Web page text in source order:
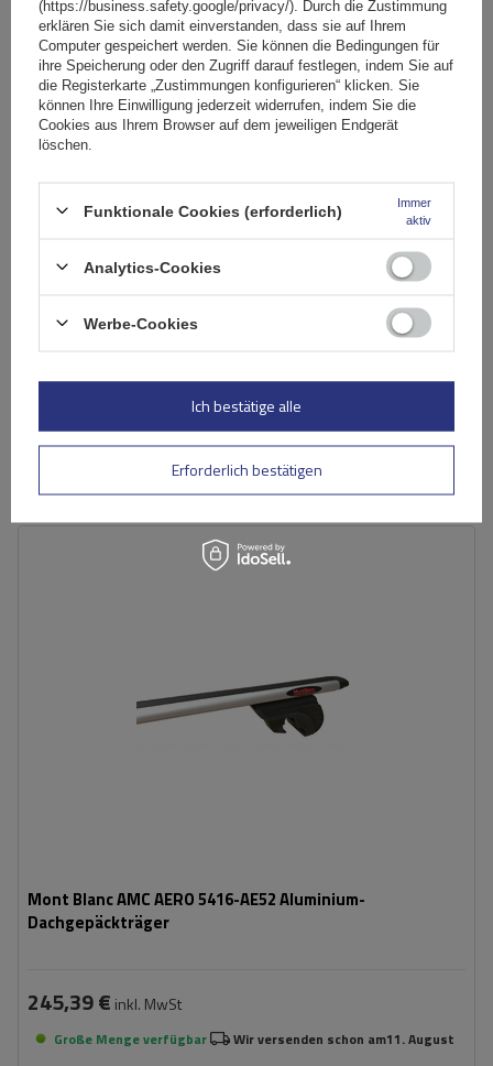
G3 Airflow 60.230 Dachträger für traditionelle und
154,99 €inkl. MwSt
In den
Warenkorb
Mont Blanc AMC AERO 5416-AE52 Aluminium-
Dachgepäckträger
245,39 € inkl. MwSt
Große Menge verfügbar Wir versenden schon am11. August
(https://business.safety.google/privacy/). Durch die Zustimmung
erklären Sie sich damit einverstanden, dass sie auf Ihrem
Computer gespeichert werden. Sie können die Bedingungen für
ihre Speicherung oder den Zugriff darauf festlegen, indem Sie auf
die Registerkarte „Zustimmungen konfigurieren“ klicken. Sie
können Ihre Einwilligung jederzeit widerrufen, indem Sie die
Cookies aus Ihrem Browser auf dem jeweiligen Endgerät
löschen.
Funktionale Cookies (erforderlich)
Immer
aktiv
Analytics-Cookies
Werbe-Cookies
Erforderlich bestätigen
Ich bestätige alle